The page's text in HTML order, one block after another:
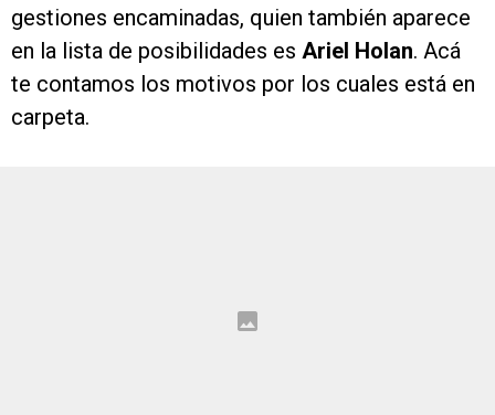
gestiones encaminadas, quien también aparece
en la lista de posibilidades es Ariel Holan. Acá
te contamos los motivos por los cuales está en
carpeta.